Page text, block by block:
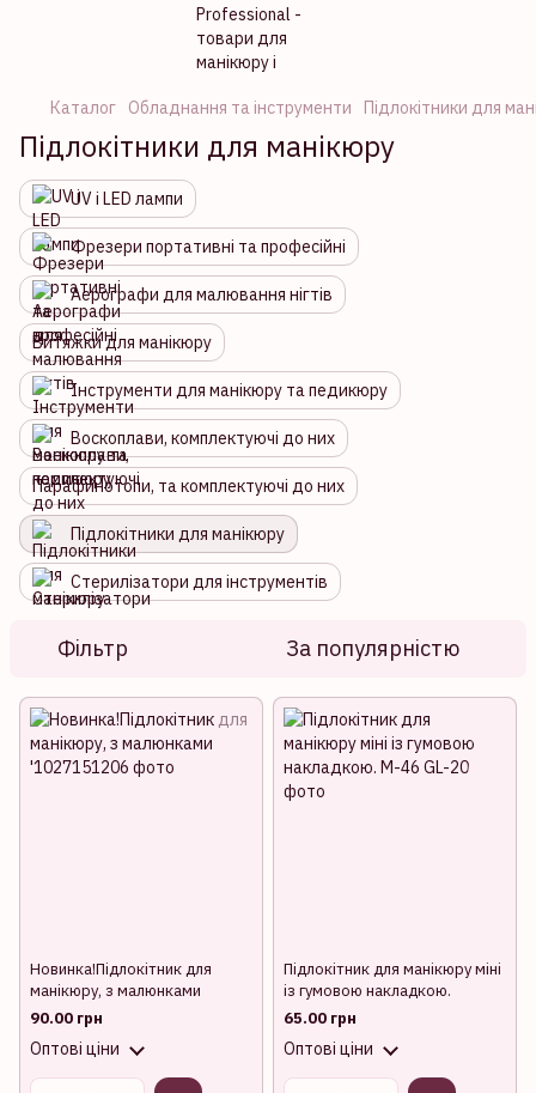
Каталог Обладнання та інструменти Підлокітники для
Підлокітники для манікюру
UV і LED лампи
Фрезери портативні та професійні
Аерографи для малювання нігтів
Витяжки для манікюру
Інструменти для манікюру та педикюру
Воскоплави, комплектуючі до них
Парафинотопи, та комплектуючі до них
Підлокітники для манікюру
Стерилізатори для інструментів
Фільтр За популярністю
Новинка!Підлокітник для
манікюру, з малюнками
90.00 грн
Оптові ціни
Підлокітник для манікюру міні
із гумовою накладкою.
65.00 грн
Оптові ціни